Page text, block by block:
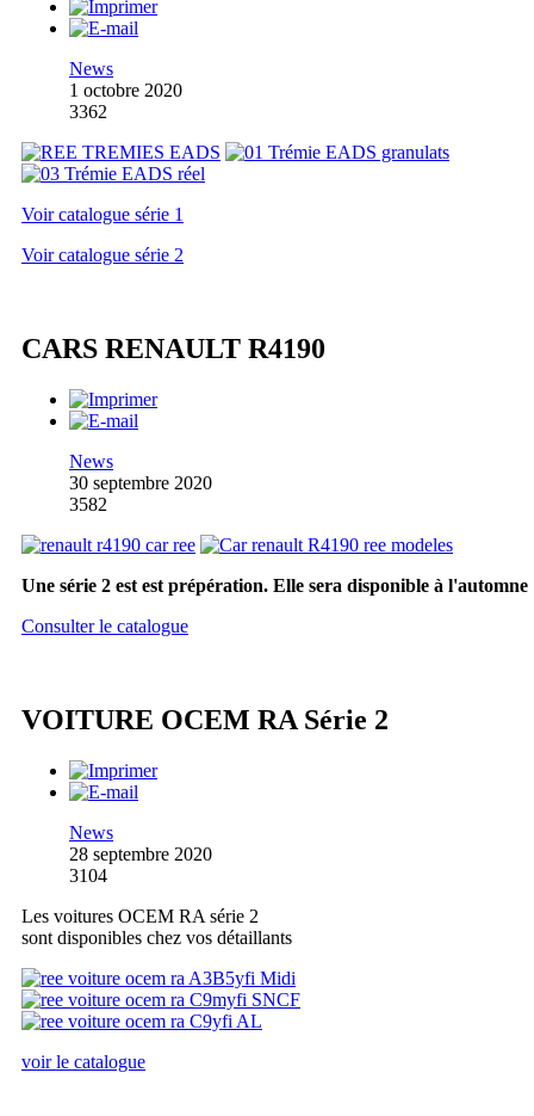
News
1 octobre 2020
3362
Voir catalogue série 1
Voir catalogue série 2
CARS RENAULT R4190
News
30 septembre 2020
3582
Une série 2 est est prépération. Elle sera disponible à l'automne
Consulter le catalogue
VOITURE OCEM RA Série 2
News
28 septembre 2020
3104
Les voitures OCEM RA série 2
sont disponibles chez vos détaillants
voir le catalogue